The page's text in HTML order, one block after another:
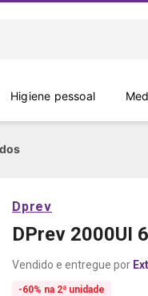
Higiene pessoal
Dprev
DPrev 2000UI
-60% na 2ª unidade